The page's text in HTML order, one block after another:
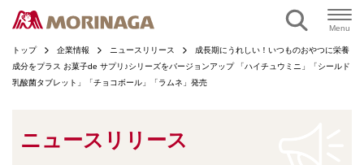
Menu
トップ 企業情報 ニュースリリース
成長期にうれしい！いつものおやつに栄養
成分をプラス お菓子de サプリ♪シリーズをバージョンアップ 「ハイチュウミニ」「シールド
乳酸菌タブレット」「チョコボール」「ラムネ」発売
ニュースリリース